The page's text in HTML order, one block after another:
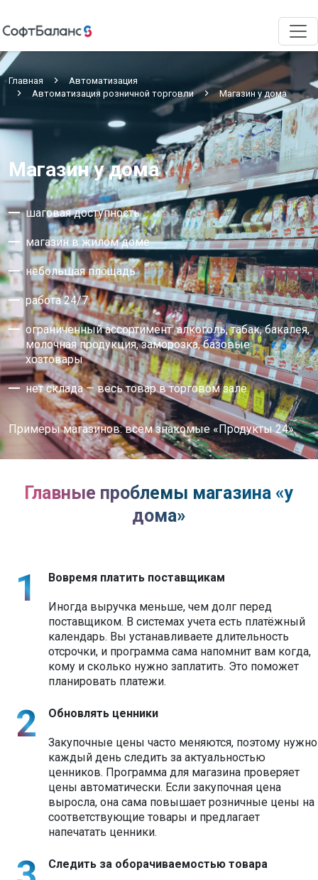
Главная
Автоматизация
Автоматизация розничной торговли
Магазин у дома
Магазин у дома
шаговая доступность
магазин в жилом доме
небольшая площадь
работа 24/7
ограниченный ассортимент: алкоголь, табак, бакалея,
молочная продукция, заморозка, базовые
хозтовары
нет склада — весь товар в торговом зале
Примеры магазинов: всем знакомые «Продукты 24».
Главные проблемы магазина «у
дома»
Вовремя платить поставщикам
Иногда выручка меньше, чем долг перед
поставщиком. В системах учета есть платёжный
календарь. Вы устанавливаете длительность
отсрочки, и программа сама напомнит вам когда,
кому и сколько нужно заплатить. Это поможет
планировать платежи.
Обновлять ценники
Закупочные цены часто меняются, поэтому нужно
каждый день следить за актуальностью
ценников. Программа для магазина проверяет
цены автоматически. Если закупочная цена
выросла, она сама повышает розничные цены на
соответствующие товары и предлагает
напечатать ценники.
Следить за оборачиваемостью товара